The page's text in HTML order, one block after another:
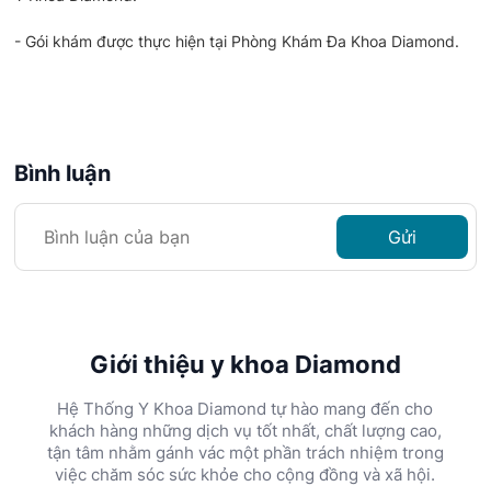
- Gói khám được thực hiện tại Phòng Khám Đa Khoa Diamond.
Bình luận
Gửi
Giới thiệu y khoa Diamond
Hệ Thống Y Khoa Diamond tự hào mang đến cho
khách hàng những dịch vụ tốt nhất, chất lượng cao,
tận tâm nhằm gánh vác một phần trách nhiệm trong
việc chăm sóc sức khỏe cho cộng đồng và xã hội.